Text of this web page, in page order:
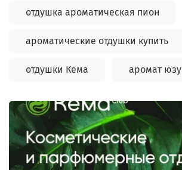
отдушка ароматическая пион
ароматические отдушки купить
отдушки Кема аромат юзу